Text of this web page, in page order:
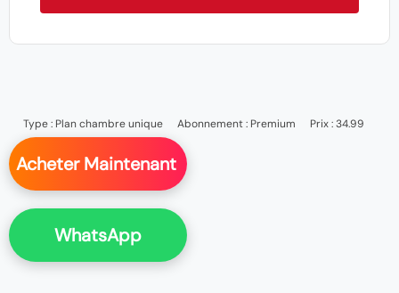
Type : Plan chambre unique Abonnement : Premium Prix : 34.99
Acheter Maintenant
WhatsApp